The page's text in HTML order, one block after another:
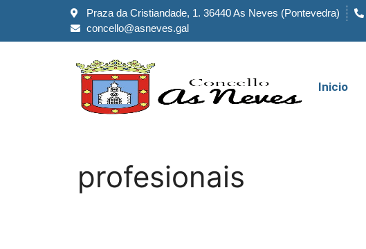
Praza da Cristiandade, 1. 36440 As Neves (Pontevedra)
concello@asneves.gal
Inicio
profesionais